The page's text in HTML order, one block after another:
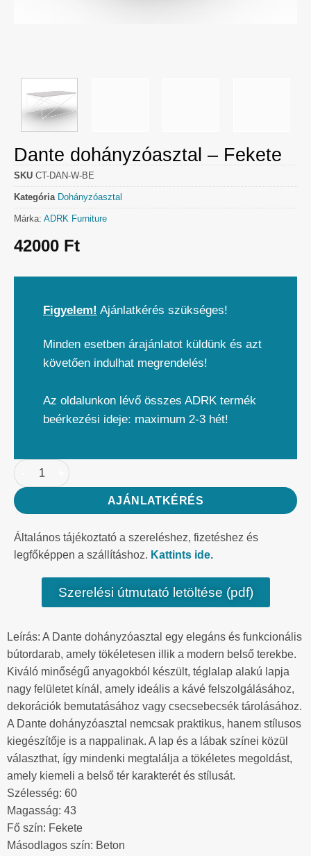
Dante dohányzóasztal – Fekete
SKU CT-DAN-W-BE
Kategória Dohányzóasztal
Márka: ADRK Furniture
42000 Ft
Figyelem! Ajánlatkérés szükséges!
Minden esetben árajánlatot küldünk és azt
követően indulhat megrendelés!
Az oldalunkon lévő összes ADRK termék
beérkezési ideje: maximum 2-3 hét!
AJÁNLATKÉRÉS
Általános tájékoztató a szereléshez, fizetéshez és
legfőképpen a szállításhoz. Kattints ide.
Szerelési útmutató letöltése (pdf)
Leírás: A Dante dohányzóasztal egy elegáns és funkcionális
bútordarab, amely tökéletesen illik a modern belső terekbe.
Kiváló minőségű anyagokból készült, téglalap alakú lapja
nagy felületet kínál, amely ideális a kávé felszolgálásához,
dekorációk bemutatásához vagy csecsebecsék tárolásához.
A Dante dohányzóasztal nemcsak praktikus, hanem stílusos
kiegészítője is a nappalinak. A lap és a lábak színei közül
választhat, így mindenki megtalálja a tökéletes megoldást,
amely kiemeli a belső tér karakterét és stílusát.
Szélesség: 60
Magasság: 43
Fő szín: Fekete
Másodlagos szín: Beton